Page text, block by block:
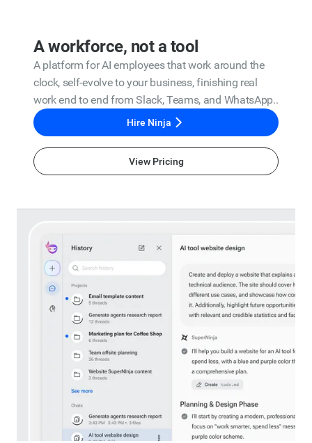
A workforce, not a tool
A platform for AI employees that work around the
clock, self-evolve to your business, finishing real
work end to end from Slack, Teams, and WhatsApp..
Hire Ninja
View Pricing